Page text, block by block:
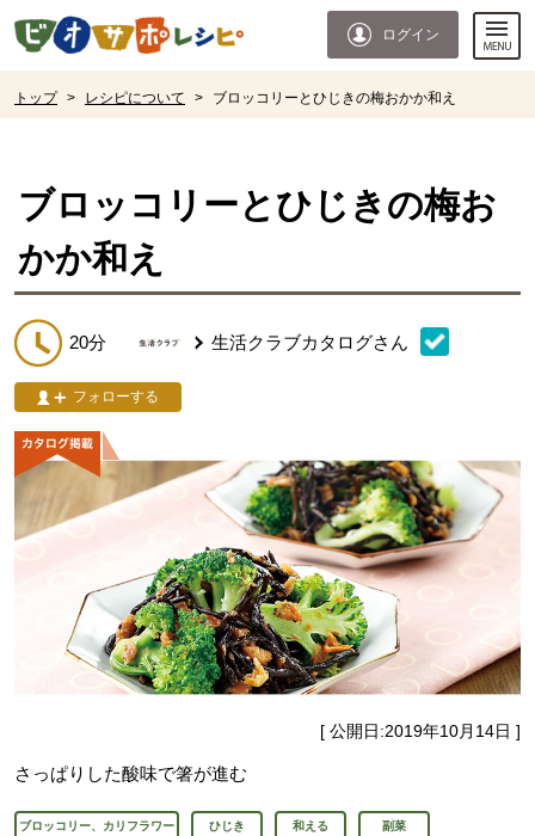
ページの先頭です。
ログイン
トップ > レシピについて > ブロッコリーとひじきの梅おかか和え
ブロッコリーとひじきの梅お
かか和え
20分 生活クラブカタログさん
フォローする
[ 公開日:2019年10月14日 ]
さっぱりした酸味で箸が進む
ブロッコリー、カリフラワー ひじき 和える 副菜